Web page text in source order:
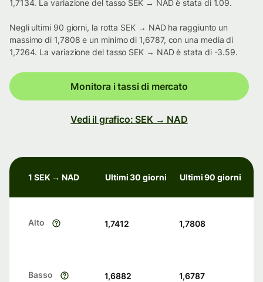
1,7134. La variazione del tasso SEK → NAD è stata di 1.09.
Negli ultimi 90 giorni, la rotta SEK → NAD ha raggiunto un
massimo di 1,7808 e un minimo di 1,6787, con una media di
1,7264. La variazione del tasso SEK → NAD è stata di -3.59.
Monitora i tassi di mercato
Vedi il grafico: SEK → NAD
1 SEK → NAD Ultimi 30 giorni Ultimi 90 giorni
Alto 1,7412 1,7808
Basso 1,6882 1,6787